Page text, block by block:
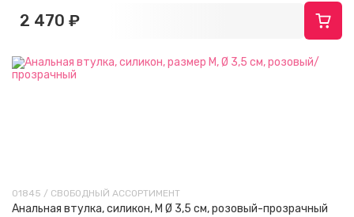
2 470 ₽
01845 / СВОБОДНЫЙ АССОРТИМЕНТ
Анальная втулка, силикон, M Ø 3,5 см, розовый-прозрачный